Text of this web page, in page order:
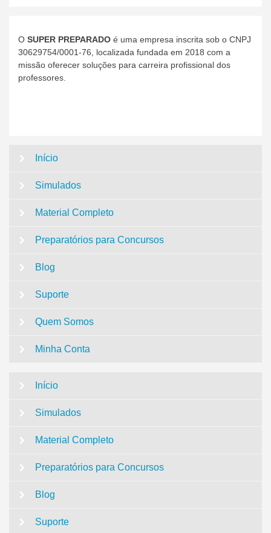
O SUPER PREPARADO é uma empresa inscrita sob o CNPJ
30629754/0001-76, localizada fundada em 2018 com a
missão oferecer soluções para carreira profissional dos
professores.
Início
Simulados
Material Completo
Preparatórios para Concursos
Blog
Suporte
Quem Somos
Minha Conta
Início
Simulados
Material Completo
Preparatórios para Concursos
Blog
Suporte